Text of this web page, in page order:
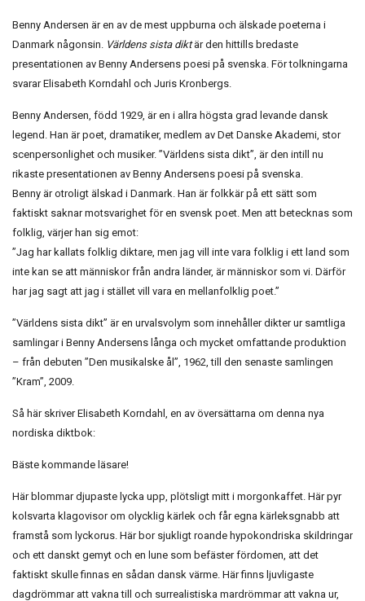
Benny Andersen är en av de mest uppburna och älskade poeterna i
Danmark någonsin. Världens sista diktär den hittills bredaste
presentationen av Benny Andersens poesi på svenska. För tolkningarna
svarar Elisabeth Korndahl och Juris Kronbergs.
Benny Andersen, född 1929, är en i allra högsta grad levande dansk
legend. Han är poet, dramatiker, medlem av Det Danske Akademi, stor
scenpersonlighet och musiker. ”Världens sista dikt”, är den intill nu
rikaste presentationen av Benny Andersens poesi på svenska.
Benny är otroligt älskad i Danmark. Han är folkkär på ett sätt som
faktiskt saknar motsvarighet för en svensk poet. Men att betecknas som
folklig, värjer han sig emot:
”Jag har kallats folklig diktare, men jag vill inte vara folklig i ett land som
inte kan se att människor från andra länder, är människor som vi. Därför
har jag sagt att jag i stället vill vara en mellanfolklig poet.”
”Världens sista dikt” är en urvalsvolym som innehåller dikter ur samtliga
samlingar i Benny Andersens långa och mycket omfattande produktion
– från debuten ”Den musikalske ål”, 1962, till den senaste samlingen
”Kram”, 2009.
Så här skriver Elisabeth Korndahl, en av översättarna om denna nya
nordiska diktbok:
Bäste kommande läsare!
Här blommar djupaste lycka upp, plötsligt mitt i morgonkaffet. Här pyr
kolsvarta klagovisor om olycklig kärlek och får egna kärleksgnabb att
framstå som lyckorus. Här bor sjukligt roande hypokondriska skildringar
och ett danskt gemyt och en lune som befäster fördomen, att det
faktiskt skulle finnas en sådan dansk värme. Här finns ljuvligaste
dagdrömmar att vakna till och surrealistiska mardrömmar att vakna ur,